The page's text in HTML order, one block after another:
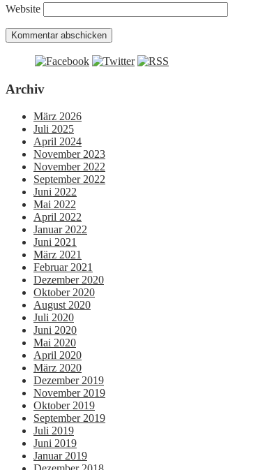
Website
Archiv
März 2026
Juli 2025
April 2024
November 2023
November 2022
September 2022
Juni 2022
Mai 2022
April 2022
Januar 2022
Juni 2021
März 2021
Februar 2021
Dezember 2020
Oktober 2020
August 2020
Juli 2020
Juni 2020
Mai 2020
April 2020
März 2020
Dezember 2019
November 2019
Oktober 2019
September 2019
Juli 2019
Juni 2019
Januar 2019